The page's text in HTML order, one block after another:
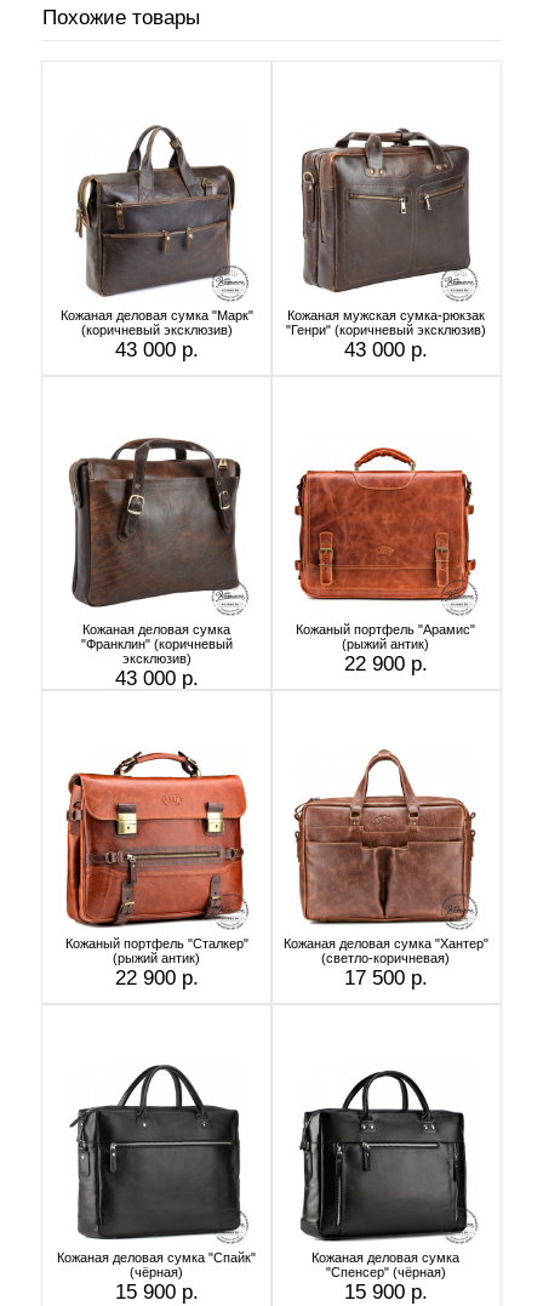
Похожие товары
Кожаная деловая сумка "Марк"
(коричневый эксклюзив)
43 000 р.
Кожаная мужская сумка-рюкзак
"Генри" (коричневый эксклюзив)
43 000 р.
Кожаная деловая сумка
"Франклин" (коричневый
эксклюзив)
43 000 р.
Кожаный портфель "Арамис"
(рыжий антик)
22 900 р.
Кожаный портфель "Сталкер"
(рыжий антик)
22 900 р.
Кожаная деловая сумка "Хантер"
(светло-коричневая)
17 500 р.
Кожаная деловая сумка "Спайк"
(чёрная)
15 900 р.
Кожаная деловая сумка
"Спенсер" (чёрная)
15 900 р.